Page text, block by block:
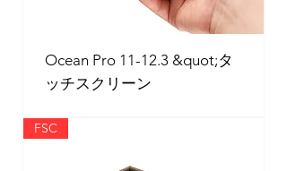
Ocean Pro 11-12.3 &quot;タ
ッチスクリーン
FSC